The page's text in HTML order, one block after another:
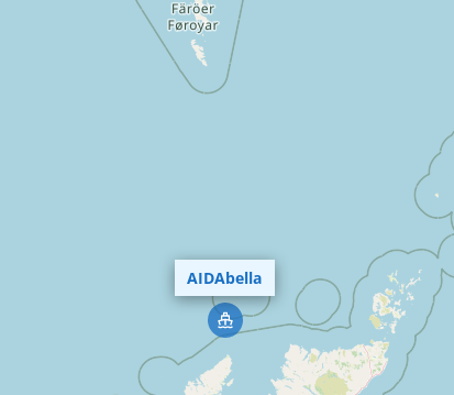
AIDAbella